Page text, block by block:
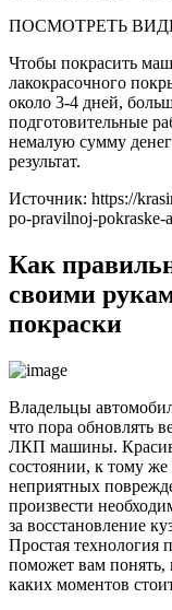
ПОСМОТРЕТЬ
Чтобы покрасить
лакокрасочного
около 3-4 дней,
подготовительные
немалую сумму
результат.
Источник: https://
po-pravilnoj-
Как
своими
покраски
Владельцы
что пора обновлять
ЛКП машины.
состоянии, к тому
неприятных
произвести
за восстановление
Простая технология
поможет вам понять,
каких моментов